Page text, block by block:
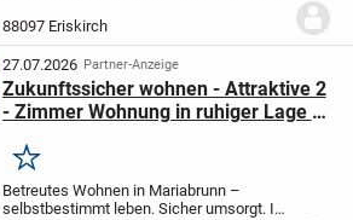
entstehen zwei attraktive Wohnhäuser
mit insgesamt 17 modernen 2-Zimmer-
Wohnungen für...
88097 Eriskirch
27.07.2026 Partner-Anzeige
Zukunftssicher wohnen - Attraktive 2
- Zimmer Wohnung in ruhiger Lage -
Merken
Betreutes Wohnen in Mariabrunn –
selbstbestimmt leben. Sicher umsorgt. In